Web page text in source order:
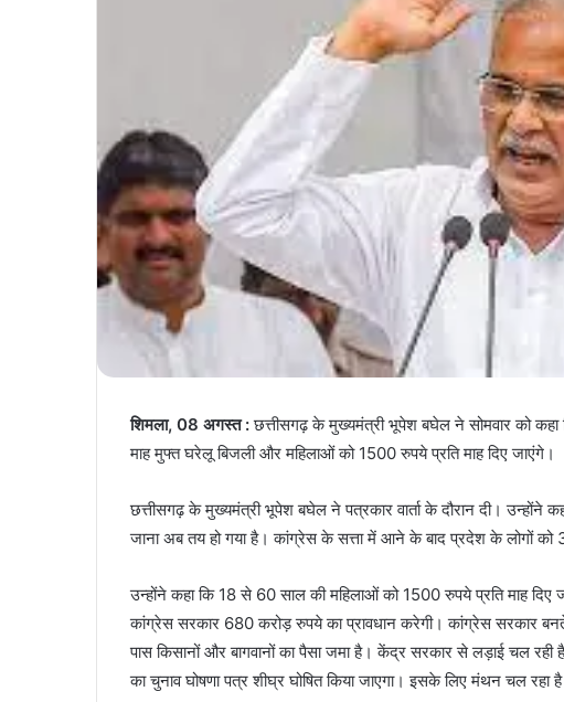
शिमला, 08 अगस्त :छत्तीसगढ़ के मुख्यमंत्री भूपेश बघेल ने सोमवार को
माह मुफ्त घरेलू बिजली और महिलाओं को 1500 रुपये प्रति माह दिए जाएंगे।
छत्तीसगढ़ के मुख्यमंत्री भूपेश बघेल ने पत्रकार वार्ता के दौरान दी।
जाना अब तय हो गया है। कांग्रेस के सत्ता में आने के बाद प्रदेश के लोगों को
उन्होंने कहा कि 18 से 60 साल की महिलाओं को 1500 रुपये प्रति माह दिए
कांग्रेस सरकार 680 करोड़ रुपये का प्रावधान करेगी। कांग्रेस सरकार
पास किसानों और बागवानों का पैसा जमा है। केंद्र सरकार से लड़ाई चल रही
का चुनाव घोषणा पत्र शीघ्र घोषित किया जाएगा। इसके लिए मंथन चल रहा